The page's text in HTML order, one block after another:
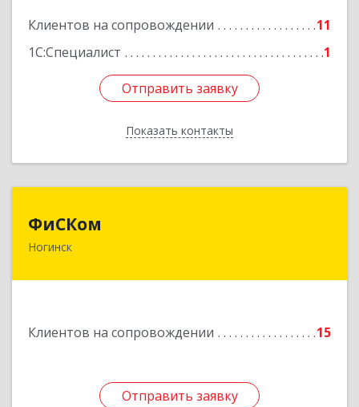
Клиентов на сопровождении
11
1С:Специалист
1
Отправить заявку
Показать контакты
Отправить заявку
Назад
ФиСКом
Ногинск
Клиентов на сопровождении 15
Отправить заявку
Отправить заявку